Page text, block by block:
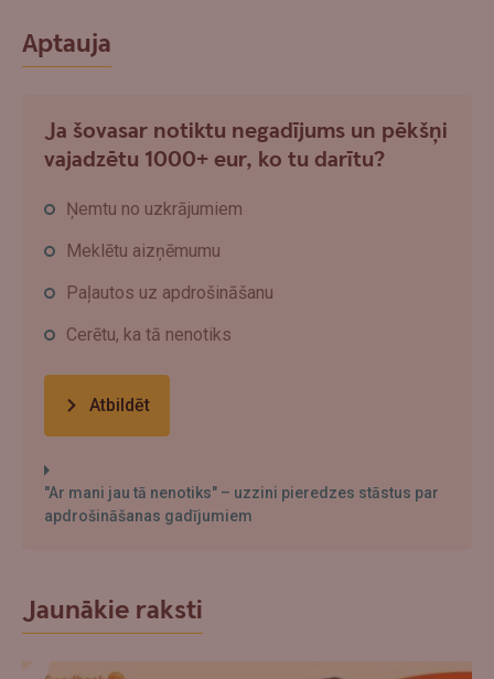
Aptauja
Ja šovasar notiktu negadījums un pēkšņi
vajadzētu 1000+ eur, ko tu darītu?
Ņemtu no uzkrājumiem
Meklētu aizņēmumu
Paļautos uz apdrošināšanu
Cerētu, ka tā nenotiks
Atbildēt
"Ar mani jau tā nenotiks" – uzzini pieredzes stāstus par
apdrošināšanas gadījumiem
Jaunākie raksti